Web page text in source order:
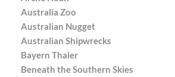
Australia Zoo
Australian Nugget
Australian Shipwrecks
Bayern Thaler
Beneath the Southern Skies